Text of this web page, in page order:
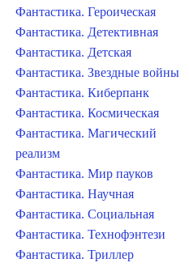
Фантастика. Героическая
Фантастика. Детективная
Фантастика. Детская
Фантастика. Звездные войны
Фантастика. Киберпанк
Фантастика. Космическая
Фантастика. Магический
реализм
Фантастика. Мир пауков
Фантастика. Научная
Фантастика. Социальная
Фантастика. Технофэнтези
Фантастика. Триллер